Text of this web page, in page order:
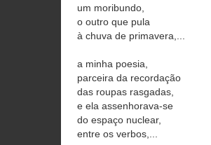
um moribundo,
o outro que pula
à chuva de primavera,...
a minha poesia,
parceira da recordação
das roupas rasgadas,
e ela assenhorava-se
do espaço nuclear,
entre os verbos,...